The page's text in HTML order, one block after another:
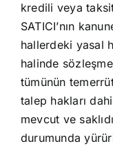
kredili veya
SATICI’nın
hallerdeki yasal
halinde
tümünün
talep hakları
mevcut ve
durumunda